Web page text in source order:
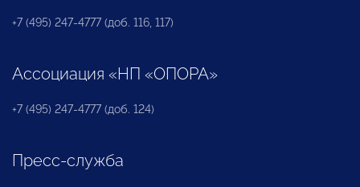
+7 (495) 247-4777 (доб. 116, 117)
Ассоциация «НП «ОПОРА»
+7 (495) 247-4777 (доб. 124)
Пресс-служба